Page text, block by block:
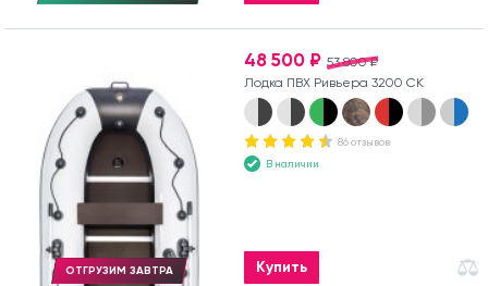
ОТГРУЗИМ ЗАВТРА
53 800 ₽
48 500 ₽
Лодка ПВХ Ривьера 3200 СК
86 отзывов
В наличии
Купить